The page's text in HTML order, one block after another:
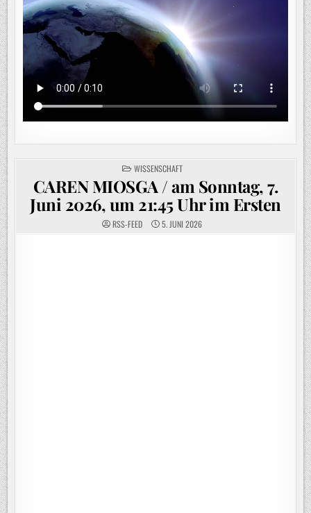
POSTED
IN
WISSENSCHAFT
CAREN MIOSGA / am Sonntag, 7.
Juni 2026, um 21:45 Uhr im Ersten
RSS-FEED 5. JUNI 2026